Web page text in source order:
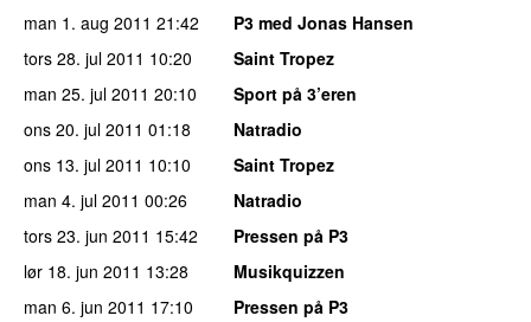
man 1. aug 2011 21:42
P3 med Jonas Hansen
tors 28. jul 2011 10:20
Saint Tropez
man 25. jul 2011 20:10
Sport på 3’eren
ons 20. jul 2011 01:18
Natradio
ons 13. jul 2011 10:10
Saint Tropez
man 4. jul 2011 00:26
Natradio
tors 23. jun 2011 15:42
Pressen på P3
lør 18. jun 2011 13:28
Musikquizzen
man 6. jun 2011 17:10
Pressen på P3